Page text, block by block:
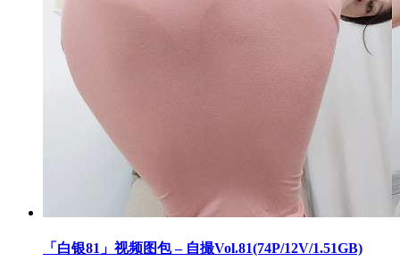
「白银81」视频图包 – 自撮Vol.81(74P/12V/1.51GB)